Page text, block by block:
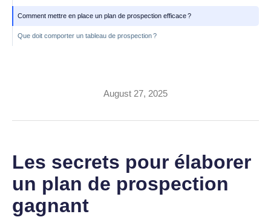
Comment mettre en place un plan de prospection efficace ?
Que doit comporter un tableau de prospection ?
August 27, 2025
Les secrets pour élaborer
un plan de prospection
gagnant